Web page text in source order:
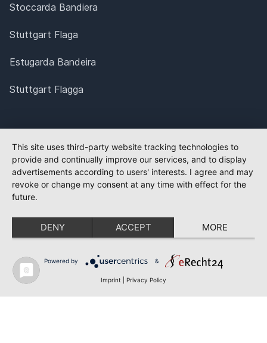
Stoccarda Bandiera
Stuttgart Flaga
Estugarda Bandeira
Stuttgart Flagga
This site uses third-party website tracking technologies to
provide and continually improve our services, and to display
advertisements according to users' interests. I agree and may
revoke or change my consent at any time with effect for the
future.
DENY ACCEPT MORE
Powered by &
Imprint Privacy Policy